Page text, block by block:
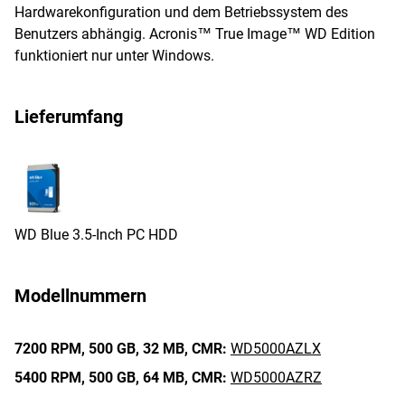
Hardwarekonfiguration und dem Betriebssystem des
Benutzers abhängig. Acronis™ True Image™ WD Edition
funktioniert nur unter Windows.
Lieferumfang
WD Blue 3.5-Inch PC HDD
Modellnummern
7200 RPM, 500 GB, 32 MB, CMR: WD5000AZLX
5400 RPM, 500 GB, 64 MB, CMR: WD5000AZRZ